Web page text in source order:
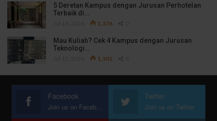
5 Deretan Kampus dengan Jurusan Perhotelan
Terbaik di…
1,376
Mau Kuliah? Cek 4 Kampus dengan Jurusan
Teknologi…
1,301
Facebook
Join us on Facebook
Twitter
Join us on Twitter